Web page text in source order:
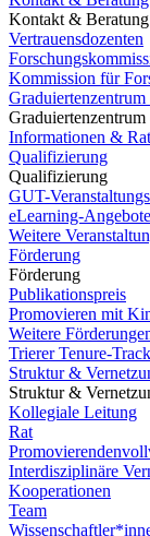
Kontakt & Beratung
Vertrauensdozenten
Kommission für
Informationen &
Qualifizierung
Qualifizierung
GUT-
eLearning-Angebote
Weitere
Förderung
Förderung
Publikationspreis
Promovieren mit
Weitere
Trierer Tenure-
Struktur &
Struktur &
Kollegiale Leitung
Rat
Interdisziplinäre
Kooperationen
Team